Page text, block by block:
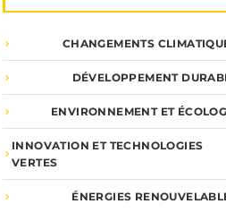
CHANGEMENTS
DÉVELOPPEMENT
ENVIRONNEMENT ET
INNOVATION ET TECHNOLOGIES
VERTES
ÉNERGIES